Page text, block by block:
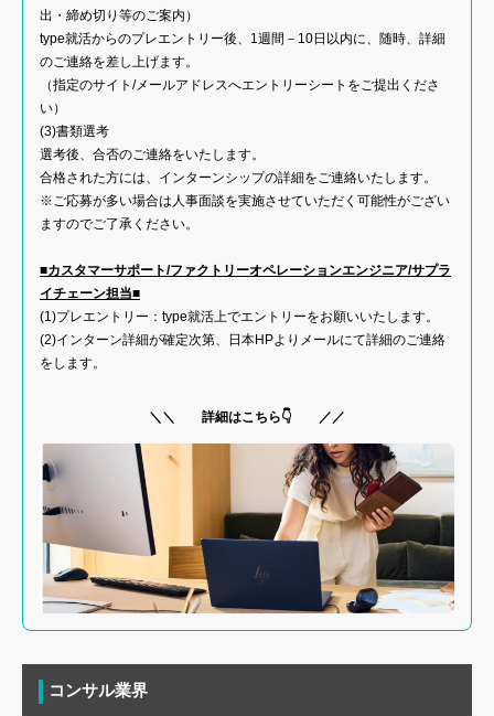
出・締め切り等のご案内）
type就活からのプレエントリー後、1週間－10日以内に、随時、詳細
のご連絡を差し上げます。
（指定のサイト/メールアドレスへエントリーシートをご提出くださ
い）
(3)書類選考
選考後、合否のご連絡をいたします。
合格された方には、インターンシップの詳細をご連絡いたします。
※ご応募が多い場合は人事面談を実施させていただく可能性がござい
ますのでご了承ください。
■カスタマーサポート/ファクトリーオペレーションエンジニア/サプラ
イチェーン担当■
(1)プレエントリー：type就活上でエントリーをお願いいたします。
(2)インターン詳細が確定次第、日本HPよりメールにて詳細のご連絡
をします。
＼＼ 詳細はこちら👇 ／／
コンサル業界